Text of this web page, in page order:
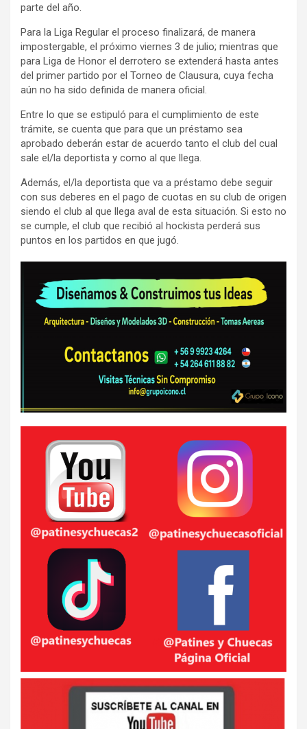
parte del año.
Para la Liga Regular el proceso finalizará, de manera
impostergable, el próximo viernes 3 de julio; mientras que
para Liga de Honor el derrotero se extenderá hasta antes
del primer partido por el Torneo de Clausura, cuya fecha
aún no ha sido definida de manera oficial.
Entre lo que se estipuló para el cumplimiento de este
trámite, se cuenta que para que un préstamo sea
aprobado deberán estar de acuerdo tanto el club del cual
sale el/la deportista y como al que llega.
Además, el/la deportista que va a préstamo debe seguir
con sus deberes en el pago de cuotas en su club de origen
siendo el club al que llega aval de esta situación. Si esto no
se cumple, el club que recibió al hockista perderá sus
puntos en los partidos en que jugó.